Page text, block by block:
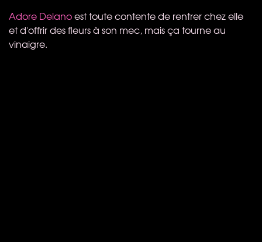
Adore Delanoest toute contente de rentrer chez elle
et d'offrir des fleurs à son mec, mais ça tourne au
vinaigre.